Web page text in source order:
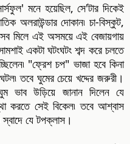
মনে হয়েছিল, সে'টার দিকেই
অলরাউন্ডার দোকান৷ চা-বিস্কুট,
সব মিলে এই অসময়ে এই বেজায়গায়
একটা ঘটংঘটং শব্দ করে চলতে
"ফ্রেশ চপ" ভাজা হবে কিনা
তবে ঘুমের চেয়ে খদ্দের জরুরী।
উড়িয়ে জানান দিলেন যে
করতে সেই বিকেল৷ তবে আশ্বাস
যে টপক্লাস।